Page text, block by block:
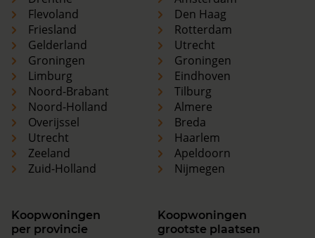
Flevoland
Friesland
Gelderland
Groningen
Limburg
Noord-Brabant
Noord-Holland
Overijssel
Utrecht
Zeeland
Zuid-Holland
Den Haag
Rotterdam
Utrecht
Groningen
Eindhoven
Tilburg
Almere
Breda
Haarlem
Apeldoorn
Nijmegen
Koopwoningen
per provincie
Koopwoningen
grootste plaatsen